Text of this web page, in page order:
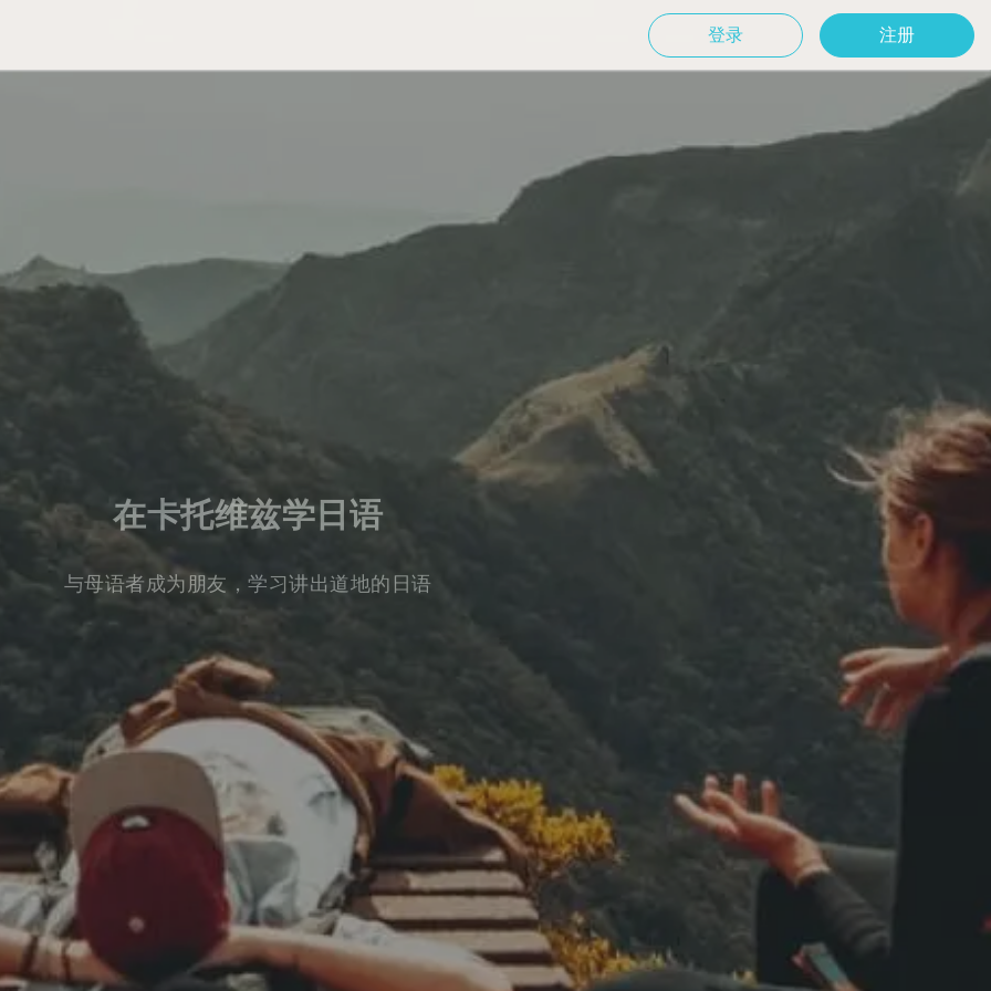
登录 注册
在卡托维兹学日语
与母语者成为朋友，学习讲出道地的日语